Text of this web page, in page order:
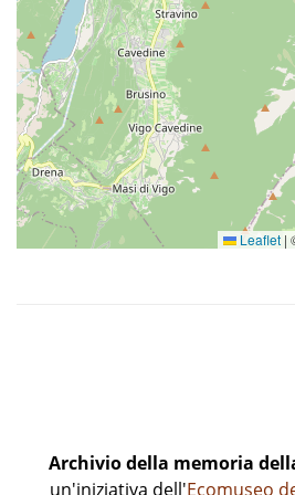
Leaflet |
Archivio della memoria
un'iniziativa dell'Ecomuseo